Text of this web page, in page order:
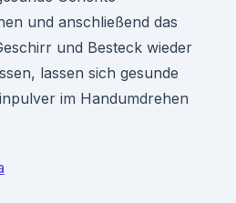
und anschließend das
und Besteck wieder
lassen sich gesunde
im Handumdrehen